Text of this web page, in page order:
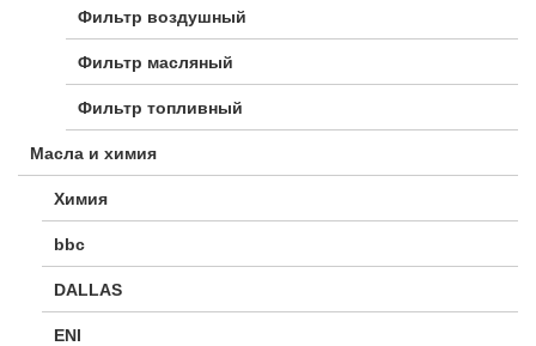
Фильтр воздушный
Фильтр масляный
Фильтр топливный
Масла и химия
Химия
bbc
DALLAS
ENI